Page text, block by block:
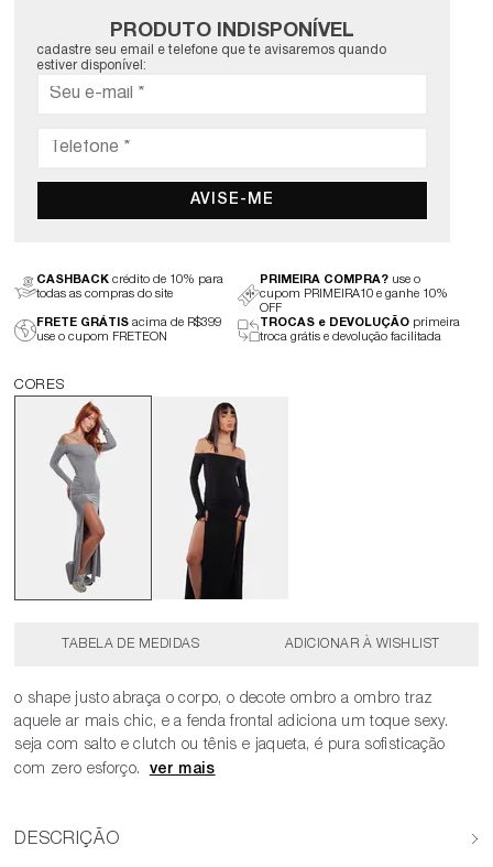
PRODUTO INDISPONÍVEL
cadastre seu email e telefone que te avisaremos quando
estiver disponível:
AVISE-ME
CASHBACK crédito de 10% para
todas as compras do site
PRIMEIRA COMPRA? use o
cupom PRIMEIRA10 e ganhe 10%
OFF
FRETE GRÁTIS acima de R$399
use o cupom FRETEON
TROCAS e DEVOLUÇÃO primeira
troca grátis e devolução facilitada
TABELA DE MEDIDAS
o shape justo abraça o corpo, o decote ombro a ombro traz
aquele ar mais chic, e a fenda frontal adiciona um toque sexy.
seja com salto e clutch ou tênis e jaqueta, é pura sofisticação
com zero esforço.
DESCRIÇÃO